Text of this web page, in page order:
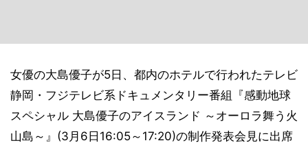
女優の大島優子が5日、都内のホテルで行われたテレビ
静岡・フジテレビ系ドキュメンタリー番組『感動地球
スペシャル 大島優子のアイスランド ～オーロラ舞う火
山島～』(3月6日16:05～17:20)の制作発表会見に出席